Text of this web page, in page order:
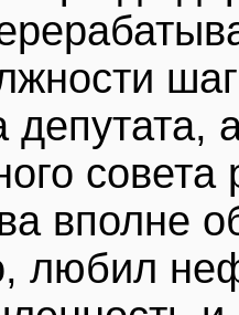
депутата,
вполне
любил